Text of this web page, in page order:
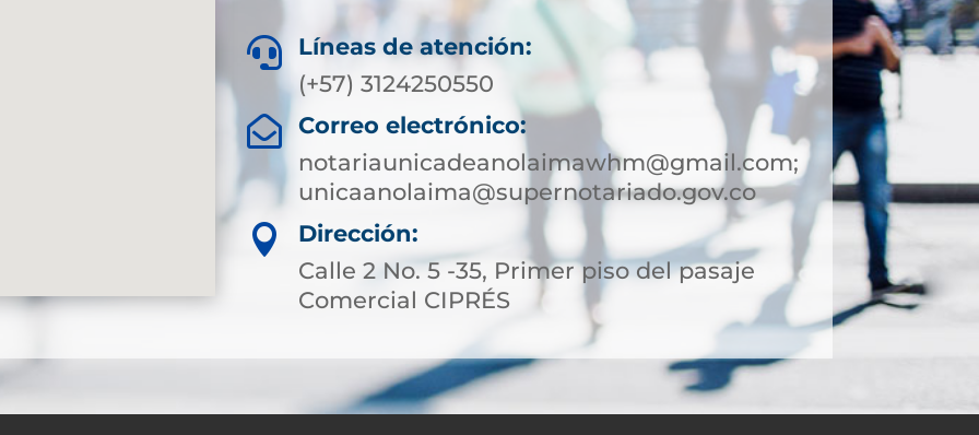

Líneas de atención:
(+57) 3124250550

Correo electrónico:
notariaunicadeanolaimawhm@gmail.com;
unicaanolaima@supernotariado.gov.co

Dirección:
Calle 2 No. 5 -35, Primer piso del pasaje
Comercial CIPRÉS